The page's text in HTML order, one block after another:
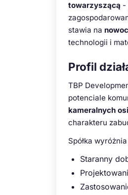
towarzyszącą -
stawia na
technologii i
Profil
TBP
potenciale
kameralnych
charakteru
Spółka
Staranny